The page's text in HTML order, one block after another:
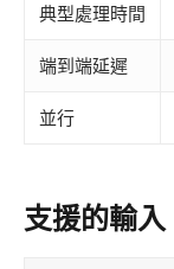
典型處理時間
端到端延遲
並行
支援的輸入